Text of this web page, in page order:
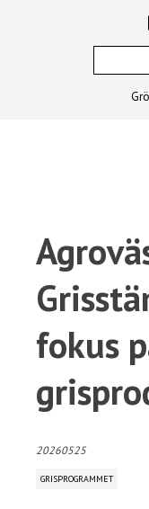
fokus
20260525
GRISPROGRAMMET